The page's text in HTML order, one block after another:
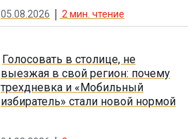
05.08.2026 2 мин. чтение
Голосовать в столице, не
выезжая в свой регион: почему
трехдневка и «Мобильный
избиратель» стали новой нормой